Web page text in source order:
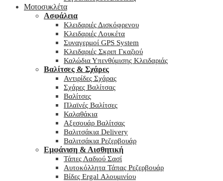
Μοτοσυκλέτα
Ασφάλεια
Κλειδαριές Δισκόφρενου
Κλειδαριές Λουκέτα
Συναγερμοί GPS System
Κλειδαριές Σκριπ Γκαζιού
Καλώδια Υπενθύμισης Κλειδαριάς
Βαλίτσες & Σχάρες
Αντιρίδες Σχάρας
Σχάρες Βαλίτσας
Βαλίτσες
Πλαϊνές Βαλίτσες
Καλαθάκια
Αξεσουάρ Βαλίτσας
Βαλιτσάκια Delivery
Βαλιτσάκια Ρεζερβουάρ
Εμφάνιση & Αισθητική
Τάπες Λαδιού Σασί
Αυτοκόλλητα Τάπας Ρεζερβουάρ
Βίδες Ergal Αλουμινίου